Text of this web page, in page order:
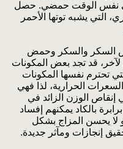
نفس الوقت حمضي. حصل
التي يشبه توتها الأحمر
السكر والسكر وحمض
قد تجد بعض المكونات
تحترم نفسها المكونات
الحرارية، لذا فهي
الوزن الزائد في
أقرب وقت ممكن. ومع ذلك، فإن 2-3 برابرة بالكاد يمكنهم إفساد
لا يحسن المزاج بشكل
إنجازات ومآثر جديدة.